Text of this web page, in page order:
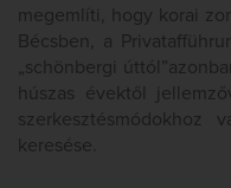
megemlíti, hogy korai
Bécsben, a
„schönbergi
húszas évektől
szerkesztésmódokhoz
keresése.